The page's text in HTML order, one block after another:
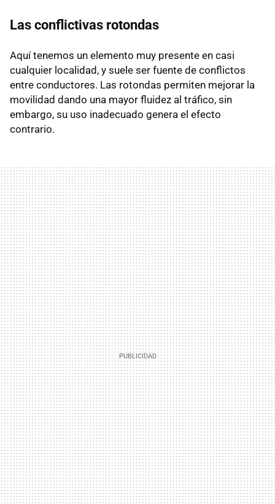
Las conflictivas rotondas
Aquí tenemos un elemento muy presente en casi
cualquier localidad, y suele ser fuente de conflictos
entre conductores. Las rotondas permiten mejorar la
movilidad dando una mayor fluidez al tráfico, sin
embargo, su uso inadecuado genera el efecto
contrario.